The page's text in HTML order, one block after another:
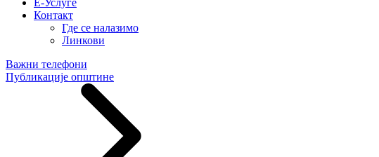
E-Услуге
Контакт
Где се налазимо
Линкови
Важни телефони
Публикације општине